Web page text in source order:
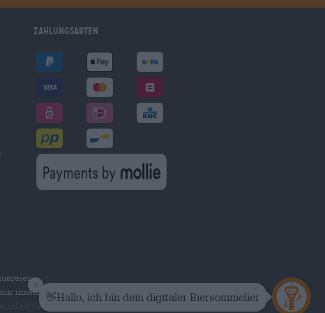
Zahlungsarten
innerhalb Deutschlands.
Group GmbH. Alle Rechte vorbehalten.